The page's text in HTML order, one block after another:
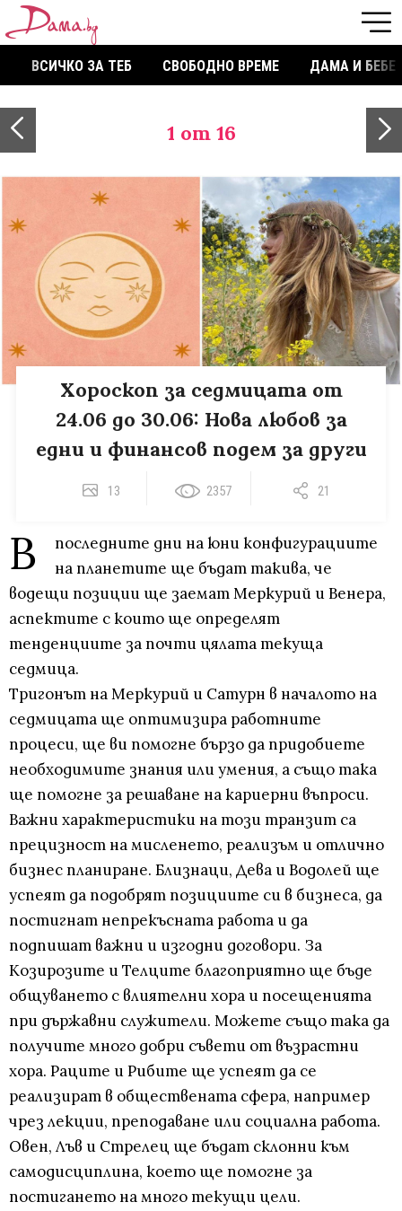
ВСИЧКО ЗА ТЕБ СВОБОДНО ВРЕМЕ ДАМА И БЕБЕ
1 от 16
Хороскоп за седмицата от
24.06 до 30.06: Нова любов за
едни и финансов подем за други
13 2357 21
В
последните дни на юни конфигурациите
на планетите ще бъдат такива, че
водещи позиции ще заемат Меркурий и Венера,
аспектите с които ще определят
тенденциите за почти цялата текуща
седмица.
Тригонът на Меркурий и Сатурн в началото на
седмицата ще оптимизира работните
процеси, ще ви помогне бързо да придобиете
необходимите знания или умения, а също така
ще помогне за решаване на кариерни въпроси.
Важни характеристики на този транзит са
прецизност на мисленето, реализъм и отлично
бизнес планиране. Близнаци, Дева и Водолей ще
успеят да подобрят позициите си в бизнеса, да
постигнат непрекъсната работа и да
подпишат важни и изгодни договори. За
Козирозите и Телците благоприятно ще бъде
общуването с влиятелни хора и посещенията
при държавни служители. Можете също така да
получите много добри съвети от възрастни
хора. Раците и Рибите ще успеят да се
реализират в обществената сфера, например
чрез лекции, преподаване или социална работа.
Овен, Лъв и Стрелец ще бъдат склонни към
самодисциплина, което ще помогне за
постигането на много текущи цели.